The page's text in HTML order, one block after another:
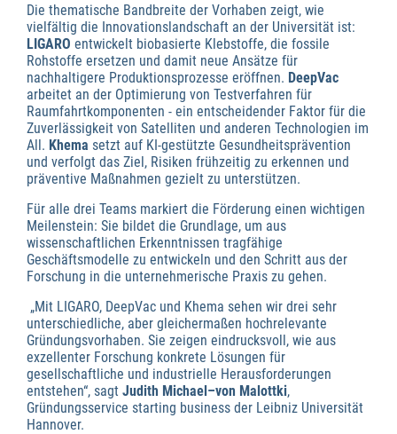
Die thematische Bandbreite der Vorhaben zeigt, wie
vielfältig die Innovationslandschaft an der Universität ist:
LIGARO entwickelt biobasierte Klebstoffe, die fossile
Rohstoffe ersetzen und damit neue Ansätze für
nachhaltigere Produktionsprozesse eröffnen. DeepVac
arbeitet an der Optimierung von Testverfahren für
Raumfahrtkomponenten - ein entscheidender Faktor für die
Zuverlässigkeit von Satelliten und anderen Technologien im
All. Khema setzt auf KI-gestützte Gesundheitsprävention
und verfolgt das Ziel, Risiken frühzeitig zu erkennen und
präventive Maßnahmen gezielt zu unterstützen.
Für alle drei Teams markiert die Förderung einen wichtigen
Meilenstein: Sie bildet die Grundlage, um aus
wissenschaftlichen Erkenntnissen tragfähige
Geschäftsmodelle zu entwickeln und den Schritt aus der
Forschung in die unternehmerische Praxis zu gehen.
„Mit LIGARO, DeepVac und Khema sehen wir drei sehr
unterschiedliche, aber gleichermaßen hochrelevante
Gründungsvorhaben. Sie zeigen eindrucksvoll, wie aus
exzellenter Forschung konkrete Lösungen für
gesellschaftliche und industrielle Herausforderungen
entstehen“, sagt Judith Michael–von Malottki,
Gründungsservice starting business der Leibniz Universität
Hannover.